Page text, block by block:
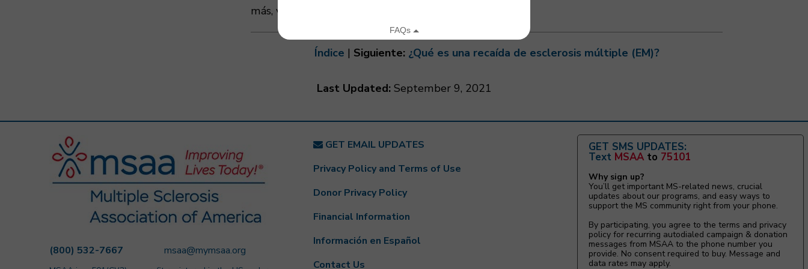
más, visite
Índice | Siguiente: ¿Qué es una recaída de esclerosis múltiple (EM)?
Last Updated:September 9, 2021
(800) 532-7667 msaa@mymsaa.org
GET EMAIL UPDATES
Privacy Policy and Terms of Use
Donor Privacy Policy
Financial Information
Información en Español
Contact Us
GET SMS UPDATES:
Text MSAAto 75101
Why sign up?
You’ll get important MS-related news, crucial
updates about our programs, and easy ways to
support the MS community right from your phone.
By participating, you agree to the terms and privacy
policy for recurring autodialed campaign & donation
messages from MSAA to the phone number you
provide. No consent required to buy. Message and
data rates may apply.